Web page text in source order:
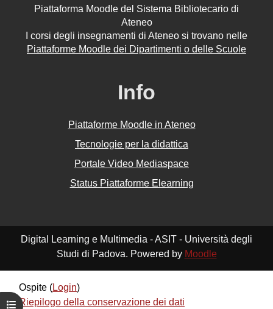
Apri indice del corso
Piattaforma Moodle del Sistema Bibliotecario di
Ateneo
I corsi degli insegnamenti di Ateneo si trovano nelle
Piattaforme Moodle dei Dipartimenti o delle Scuole
Info
Piattaforme Moodle in Ateneo
Tecnologie per la didattica
Portale Video Mediaspace
Status Piattaforme Elearning
Digital Learning e Multimedia - ASIT - Università degli
Studi di Padova. Powered by Moodle
Ospite (Login)
Riepilogo della conservazione dei dati